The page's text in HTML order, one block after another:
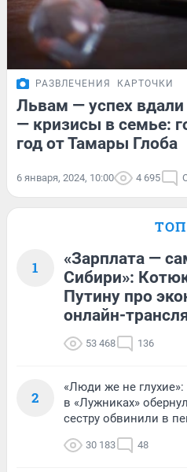
РАЗВЛЕЧЕНИЯ КАРТОЧКИ
Львам — успех
— кризисы в семье:
год от Тамары Глоба
6 января, 2024, 10:00 4 695
ТОП
1
«Зарплата —
Сибири»:
Путину про
онлайн-
53 468 136
2
«Люди же не
в «Лужниках»
сестру обвинили в
30 183 48